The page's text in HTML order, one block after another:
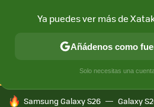
CONECTIVIDAD MÓVIL Y
HOY SE HABLA DE
Samsung Galaxy S26 Galaxy
Ya puedes ver más de
Añádenos como
Solo necesitas una